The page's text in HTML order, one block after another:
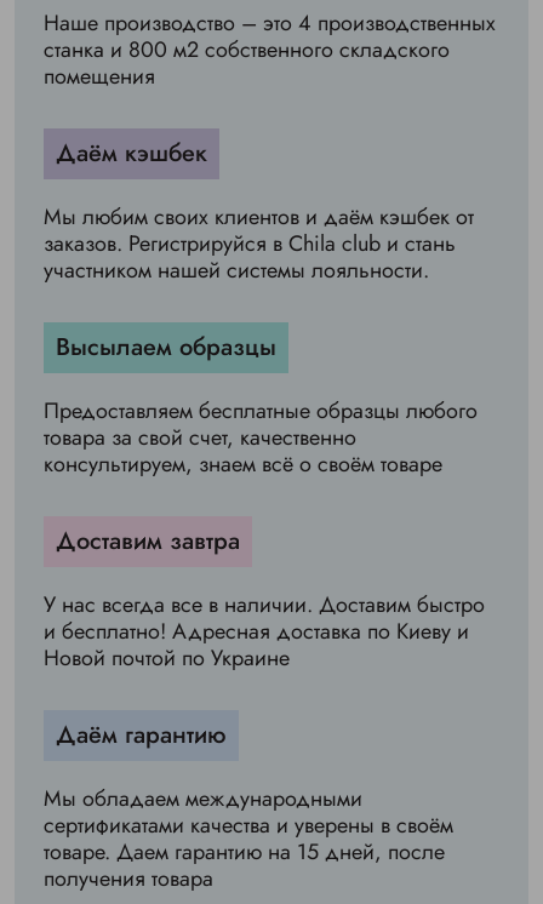
Наше производство – это 4 производственных
станка и 800 м2 собственного складского
помещения
Даём кэшбек
Мы любим своих клиентов и даём кэшбек от
заказов. Регистрируйся в Chila club и стань
участником нашей системы лояльности.
Высылаем образцы
Предоставляем бесплатные образцы любого
товара за свой счет, качественно
консультируем, знаем всё о своём товаре
Доставим завтра
У нас всегда все в наличии. Доставим быстро
и бесплатно! Адресная доставка по Киеву и
Новой почтой по Украине
Даём гарантию
Мы обладаем международными
сертификатами качества и уверены в своём
товаре. Даем гарантию на 15 дней, после
получения товара